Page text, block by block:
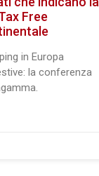
Free
in Europa
la conferenza